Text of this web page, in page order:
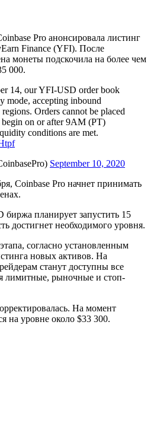
Pro анонсировала листинг
Finance (YFI). После
монеты подскочила на более чем
000.
14, our YFI-USD order book
mode, accepting inbound
Orders cannot be placed
on or after 9AM (PT)
conditions are met.
September 10, 2020
Coinbase Pro начнет принимать
планирует запустить 15
достигнет необходимого уровня.
согласно установленным
новых активов. На
станут доступны все
лимитные, рыночные и стоп-
На момент
на уровне около $33 300.